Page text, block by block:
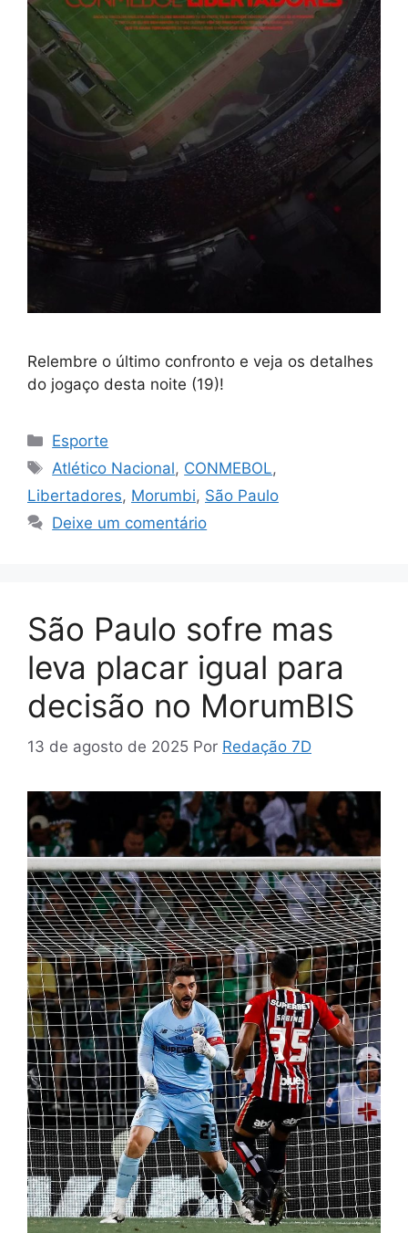
Relembre o último confronto e veja os detalhes
do jogaço desta noite (19)!
Categorias
Esporte
Tags
Atlético Nacional, CONMEBOL,
Libertadores, Morumbi, São Paulo
Deixe um comentário
São Paulo sofre mas
leva placar igual para
decisão no MorumBIS
13 de agosto de 2025 Por Redação 7D